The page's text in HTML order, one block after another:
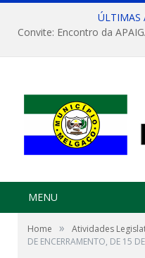
ÚLTIMAS
MENU
Home » Atividades
DE ENCERRAMENTO, DE 15